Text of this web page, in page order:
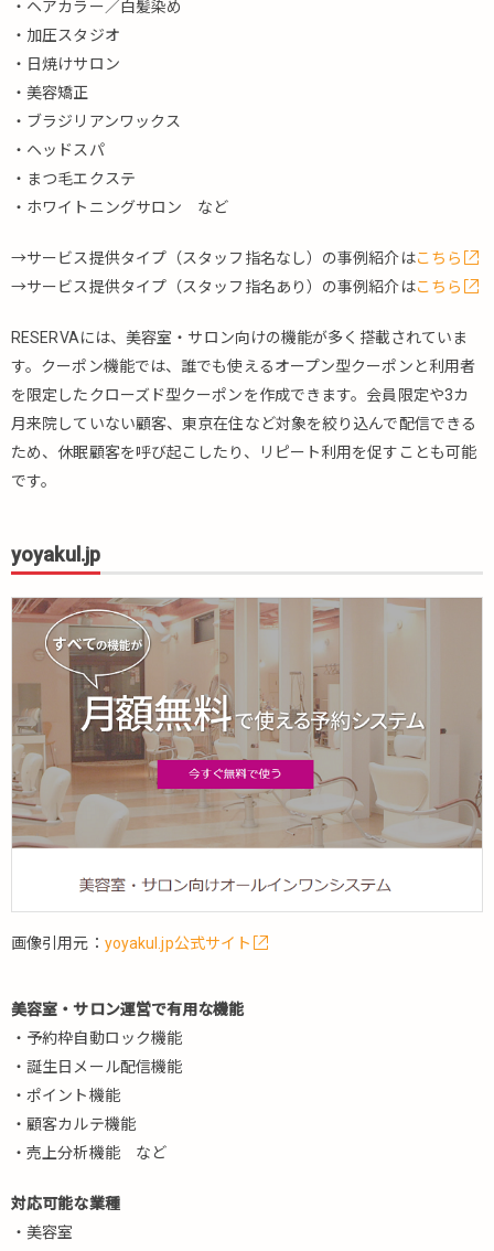
・ヘアカラー／白髪染め
・加圧スタジオ
・日焼けサロン
・美容矯正
・ブラジリアンワックス
・ヘッドスパ
・まつ毛エクステ
・ホワイトニングサロン など
→サービス提供タイプ（スタッフ指名なし）の事例紹介はこちら
→サービス提供タイプ（スタッフ指名あり）の事例紹介はこちら
RESERVAには、美容室・サロン向けの機能が多く搭載されていま
す。クーポン機能では、誰でも使えるオープン型クーポンと利用者
を限定したクローズド型クーポンを作成できます。会員限定や3カ
月来院していない顧客、東京在住など対象を絞り込んで配信できる
ため、休眠顧客を呼び起こしたり、リピート利用を促すことも可能
です。
yoyakul.jp
画像引用元： yoyakul.jp公式サイト
美容室・サロン運営で有用な機能
・予約枠自動ロック機能
・誕生日メール配信機能
・ポイント機能
・顧客カルテ機能
・売上分析機能 など
対応可能な業種
・美容室